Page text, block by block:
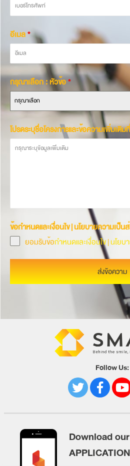
อีเมล*
กรุณาเลือก : หัวข้อ*
กรุณาเลือก
โปรดระบุชื่อโครงการและข้อความเพิ่มเติ
ข้อกำหนดและเงื่อนไข | นโยบายความเป็น
ยอมรับข้อกำหนดและเงื่อนไข|นโยบ
ส่งข้อความ
Follow Us:
Download
APPLICATION